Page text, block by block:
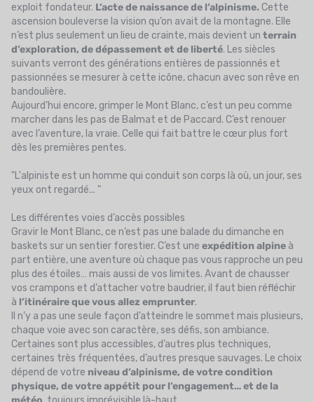
exploit fondateur. L’acte de naissance de l’alpinisme. Cette
ascension bouleverse la vision qu’on avait de la montagne. Elle
n’est plus seulement un lieu de crainte, mais devient un terrain
d’exploration, de dépassement et de liberté. Les siècles
suivants verront des générations entières de passionnés et
passionnées se mesurer à cette icône, chacun avec son rêve en
bandoulière.
Aujourd’hui encore, grimper le Mont Blanc, c’est un peu comme
marcher dans les pas de Balmat et de Paccard. C’est renouer
avec l’aventure, la vraie. Celle qui fait battre le cœur plus fort
dès les premières pentes.
"L'alpiniste est un homme qui conduit son corps là où, un jour, ses
yeux ont regardé... "
Les différentes voies d’accès possibles
Gravir le Mont Blanc, ce n’est pas une balade du dimanche en
baskets sur un sentier forestier. C’est une expédition alpine à
part entière, une aventure où chaque pas vous rapproche un peu
plus des étoiles… mais aussi de vos limites. Avant de chausser
vos crampons et d’attacher votre baudrier, il faut bien réfléchir
à l’itinéraire que vous allez emprunter.
Il n’y a pas une seule façon d’atteindre le sommet mais plusieurs,
chaque voie avec son caractère, ses défis, son ambiance.
Certaines sont plus accessibles, d’autres plus techniques,
certaines très fréquentées, d’autres presque sauvages. Le choix
dépend de votre niveau d’alpinisme, de votre condition
physique, de votre appétit pour l’engagement… et de la